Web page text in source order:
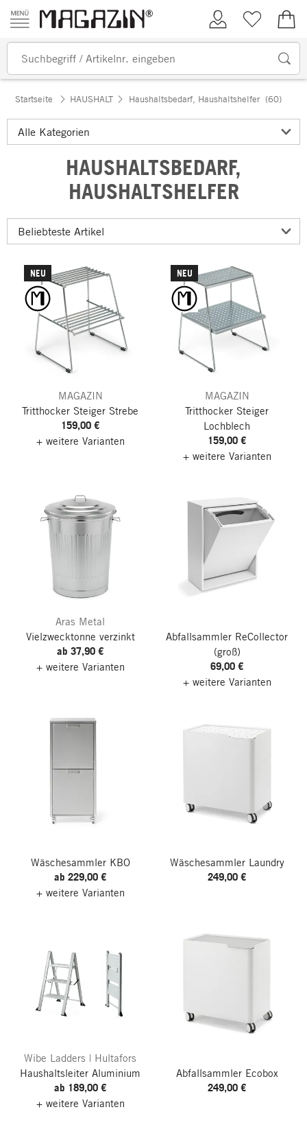
Zum Inhalt springen
Kundenkonto
Merkliste
Startseite HAUSHALT Haushaltsbedarf, Haushaltshelfer (60)
HAUSHALTSBEDARF,
HAUSHALTSHELFER
NEU
MAGAZIN
Tritthocker Steiger Strebe
159,00 €
+ weitere Varianten
NEU
MAGAZIN
Tritthocker Steiger
Lochblech
159,00 €
+ weitere Varianten
Aras Metal
Vielzwecktonne verzinkt
ab 37,90 €
+ weitere Varianten
Abfallsammler ReCollector
(groß)
69,00 €
+ weitere Varianten
Wäschesammler KBO
ab 229,00 €
+ weitere Varianten
Wäschesammler Laundry
249,00 €
Wibe Ladders | Hultafors
Haushaltsleiter Aluminium
ab 189,00 €
+ weitere Varianten
Abfallsammler Ecobox
249,00 €